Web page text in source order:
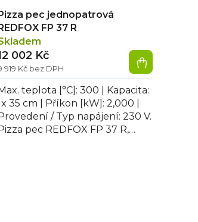
Pizza pec jednopatrová
REDFOX FP 37 R
919 Kč bez DPH
002 Kč
Max. teplota [°C]: 300 | Kapacita:
35 cm | Příkon [kW]: 2,000 |
Provedení / Typ napájení: 230 V.
Pizza pec REDFOX FP 37 R,